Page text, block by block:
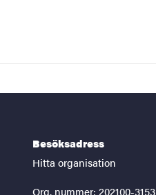
Besöksadress
Hitta organisation
Org. nummer: 202100-3153